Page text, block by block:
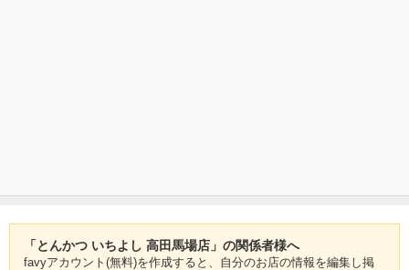
「とんかつ いちよし 高田馬場店」の関係者様へ
favyアカウント(無料)を作成すると、自分のお店の情報を編集し掲